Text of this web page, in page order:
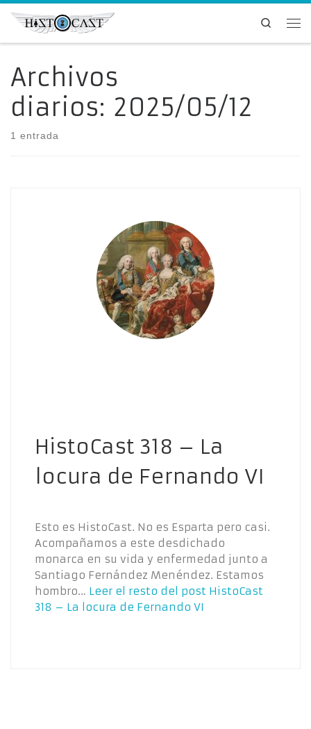
Saltar al contenido
Search
Archivos
diarios: 2025/05/12
1 entrada
HistoCast 318 – La
locura de Fernando VI
Esto es HistoCast. No es Esparta pero casi.
Acompañamos a este desdichado
monarca en su vida y enfermedad junto a
Santiago Fernández Menéndez. Estamos
hombro… Leer el resto del post HistoCast
318 – La locura de Fernando VI